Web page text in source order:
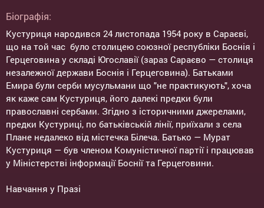
Біографія:
Кустуриця народився 24 листопада 1954 року в Сараєві,
що на той час було столицею союзної республіки Боснія і
Герцеговина у складі Югославії (зараз Сараєво — столиця
незалежної держави Боснія і Герцеговина). Батьками
Емира були серби мусульмани що "не практикують", хоча
як каже сам Кустуриця, його далекі предки були
православні сербами. Згідно з історичними джерелами,
предки Кустуриці, по батьківській лінії, приїхали з села
Плане недалеко від містечка Білеча. Батько — Мурат
Кустуриця — був членом Комуністичної партії і працював
у Міністерстві інформації Боснії та Герцеговини.
Навчання у Празі